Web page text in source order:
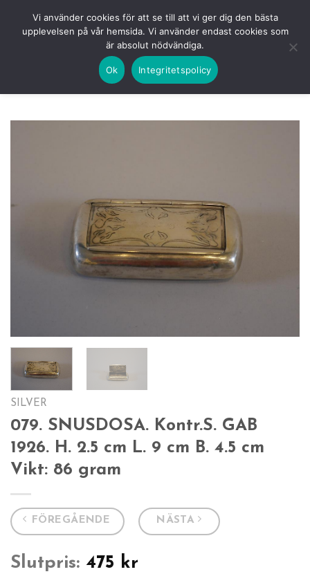
KOMMANDE LOGGA IN
SILVER
079. SNUSDOSA. Kontr.S. GAB
1926. H. 2.5 cm L. 9 cm B. 4.5 cm
Vikt: 86 gram
FÖREGÅENDE NÄSTA
Slutpris: 475 kr
Vi använder cookies för att se till att vi ger dig den bästa
upplevelsen på vår hemsida. Vi använder endast cookies som
är absolut nödvändiga.
Ok Integritetspolicy